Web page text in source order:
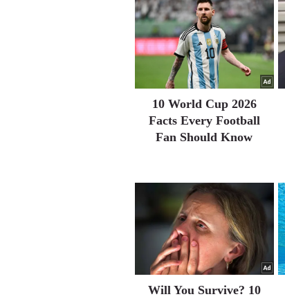
10 World Cup 2026
Facts Every Football
Fan Should Know
Will You Survive? 10